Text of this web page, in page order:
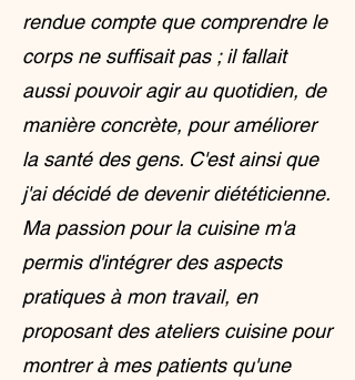
rendue compte que comprendre le
corps ne suffisait pas ; il fallait
aussi pouvoir agir au quotidien, de
manière concrète, pour améliorer
la santé des gens. C'est ainsi que
j'ai décidé de devenir diététicienne.
Ma passion pour la cuisine m'a
permis d'intégrer des aspects
pratiques à mon travail, en
proposant des ateliers cuisine pour
montrer à mes patients qu'une